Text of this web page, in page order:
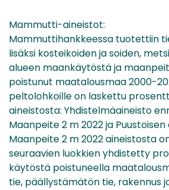
Mammutti-aineistot:
Mammuttihankkeessa tuotettiin
lisäksi kosteikoiden ja soiden,
alueen maankäytöstä ja
poistunut maatalousmaa 2000-
peltolohkoille on laskettu
aineistosta: Yhdistelmäaineisto
Maanpeite 2 m 2022 ja Puustoisen
Maanpeite 2 m 2022 aineistosta
seuraavien luokkien yhdistetty
käytöstä poistuneella
tie, päällystämätön tie, rakennus